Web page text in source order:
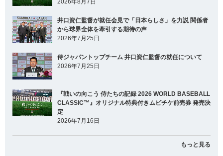
2026年8月7日
井口資仁監督が就任会見で「日本らしさ」を力説 関係者
から球界全体を牽引する期待の声
2026年7月25日
侍ジャパントップチーム 井口資仁監督の就任について
2026年7月25日
『戦いの向こう 侍たちの記録 2026 WORLD BASEBALL
CLASSIC™』オリジナル特典付きムビチケ前売券 発売決
定
2026年7月16日
もっと見る